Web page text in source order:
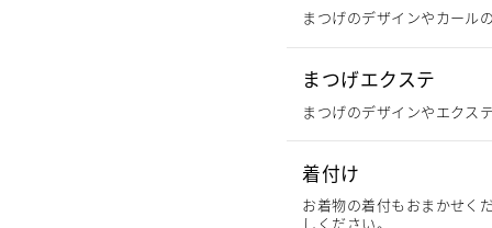
まつげのデザインやカール
まつげエクステ
まつげのデザインやエクス
着付け
お着物の着付もおまかせく
しください。